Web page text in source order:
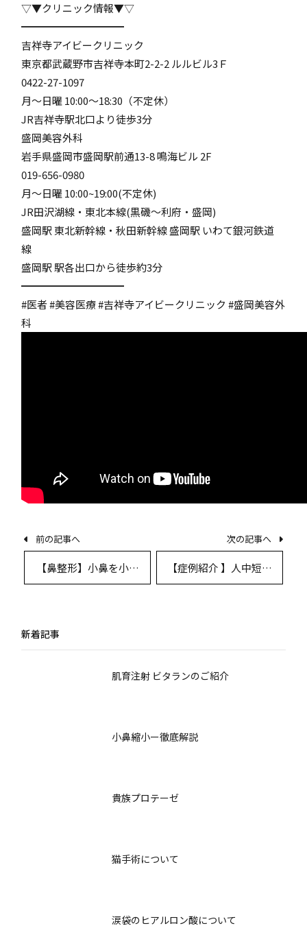
▽▼クリニック情報▼▽
━━━━━━━━━━
吉祥寺アイビークリニック
東京都武蔵野市吉祥寺本町2-2-2 ルルビル3Ｆ
0422-27-1097
月〜日曜 10:00〜18:30（不定休）
JR吉祥寺駅北口より徒歩3分
盛岡美容外科
岩手県盛岡市盛岡駅前通13-8 鳴海ビル 2F
019-656-0980
月〜日曜 10:00~19:00(不定休)
JR田沢湖線・東北本線(黒磯～利府・盛岡)
盛岡駅 東北新幹線・秋田新幹線 盛岡駅 いわて銀河鉄道
線
盛岡駅 駅各出口から徒歩約3分
━━━━━━━━━━
#医者 #美容医療 #吉祥寺アイビークリニック #盛岡美容外
科
前の記事へ
【鼻整形】小鼻を小さ
くして美しい忘れ鼻
次の記事へ
【症例紹介 】人中短縮
でのっぺりとして顔を
新着記事
肌育注射 ビタランのご紹介
小鼻縮小ー徹底解説
貴族プロテーゼ
猫手術について
涙袋のヒアルロン酸について